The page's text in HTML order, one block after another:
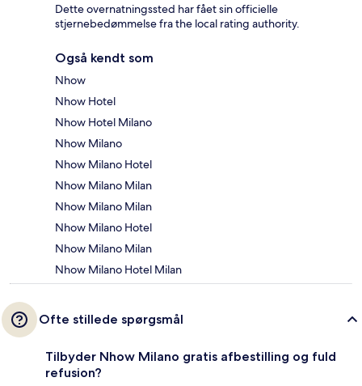
Dette overnatningssted har fået sin officielle
stjernebedømmelse fra the local rating authority.
Også kendt som
Nhow
Nhow Hotel
Nhow Hotel Milano
Nhow Milano
Nhow Milano Hotel
Nhow Milano Milan
Nhow Milano Milan
Nhow Milano Hotel
Nhow Milano Milan
Nhow Milano Hotel Milan
Ofte stillede spørgsmål
Tilbyder Nhow Milano gratis afbestilling og fuld
refusion?